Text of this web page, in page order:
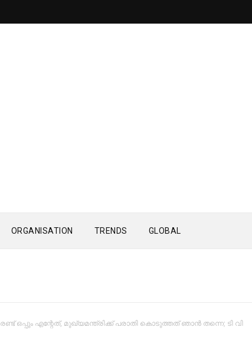
ORGANISATION TRENDS GLOBAL
രണ്ട് ഒപ്പും എന്റേത്, മുഖ്യമന്ത്രിക്ക് പരാതി കൊടുത്തത് ഞാന്‍ തന്നെ; ടി വി